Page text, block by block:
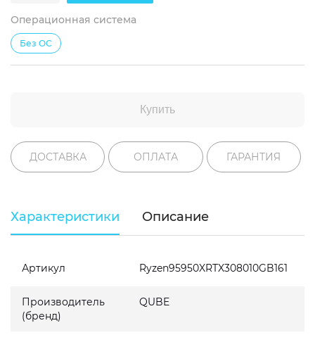
Операционная система
Без ОС
Купить
ДОСТАВКА ОПЛАТА ГАРАНТИЯ
Характеристики Описание
Артикул Ryzen95950XRTX308010GB161
Производитель
(бренд)
QUBE